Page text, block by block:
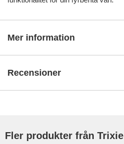
Mer information
Recensioner
Fler produkter från Trixie